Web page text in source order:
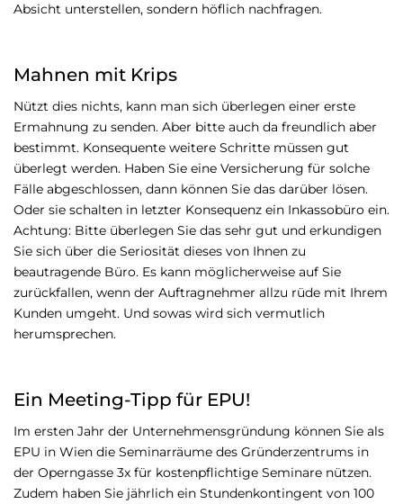
Absicht unterstellen, sondern höflich nachfragen.
Mahnen mit Krips
Nützt dies nichts, kann man sich überlegen einer erste
Ermahnung zu senden. Aber bitte auch da freundlich aber
bestimmt. Konsequente weitere Schritte müssen gut
überlegt werden. Haben Sie eine Versicherung für solche
Fälle abgeschlossen, dann können Sie das darüber lösen.
Oder sie schalten in letzter Konsequenz ein Inkassobüro ein.
Achtung: Bitte überlegen Sie das sehr gut und erkundigen
Sie sich über die Seriosität dieses von Ihnen zu
beautragende Büro. Es kann möglicherweise auf Sie
zurückfallen, wenn der Auftragnehmer allzu rüde mit Ihrem
Kunden umgeht. Und sowas wird sich vermutlich
herumsprechen.
Ein Meeting-Tipp für EPU!
Im ersten Jahr der Unternehmensgründung können Sie als
EPU in Wien die Seminarräume des Gründerzentrums in
der Operngasse 3x für kostenpflichtige Seminare nützen.
Zudem haben Sie jährlich ein Stundenkontingent von 100